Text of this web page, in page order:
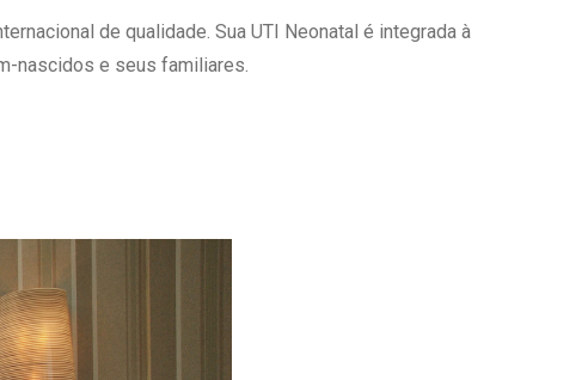
Ambulatório Digital de Nutrição para
de qualidade. Sua UTI Neonatal é integrada à
nascidos e seus familiares.